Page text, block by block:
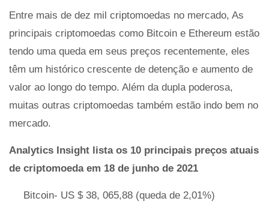
Entre mais de dez mil criptomoedas no mercado, As
principais criptomoedas como Bitcoin e Ethereum estão
tendo uma queda em seus preços recentemente, eles
têm um histórico crescente de detenção e aumento de
valor ao longo do tempo. Além da dupla poderosa,
muitas outras criptomoedas também estão indo bem no
mercado.
Analytics Insight lista os 10 principais preços atuais
de criptomoeda em 18 de junho de 2021
Bitcoin- US $ 38, 065,88 (queda de 2,01%)